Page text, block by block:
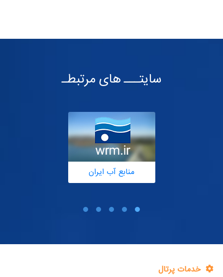
سایتـــ های مرتبطـ
منابع آب ایران
خدمات پرتال